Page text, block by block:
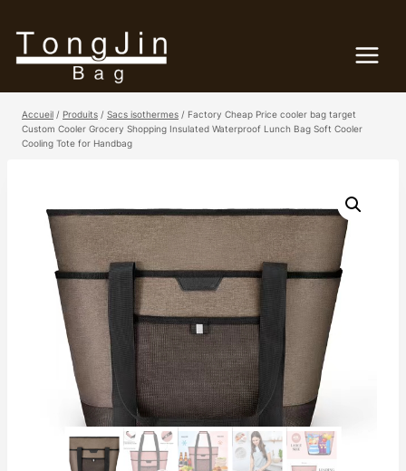
Accueil / Produits / Sacs isothermes / Factory Cheap Price cooler bag target
Custom Cooler Grocery Shopping Insulated Waterproof Lunch Bag Soft Cooler
Cooling Tote for Handbag